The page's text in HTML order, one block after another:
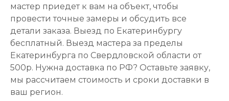
мастер приедет к вам на объект, чтобы
провести точные замеры и обсудить все
детали заказа. Выезд по Екатеринбургу
бесплатный. Выезд мастера за пределы
Екатеринбурга по Свердловской области от
500р. Нужна доставка по РФ? Оставьте заявку,
мы рассчитаем стоимость и сроки доставки в
ваш регион.